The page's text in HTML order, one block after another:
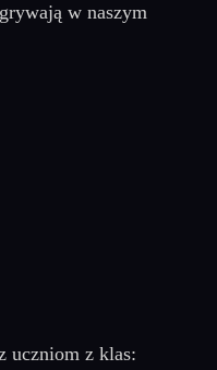
w naszym
uczniom z klas: